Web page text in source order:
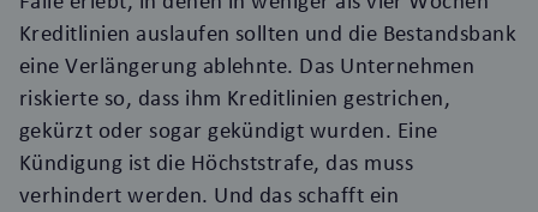
Kreditlinien auslaufen sollten und die Bestandsbank
eine Verlängerung ablehnte. Das Unternehmen
riskierte so, dass ihm Kreditlinien gestrichen,
gekürzt oder sogar gekündigt wurden. Eine
Kündigung ist die Höchststrafe, das muss
verhindert werden. Und das schafft ein